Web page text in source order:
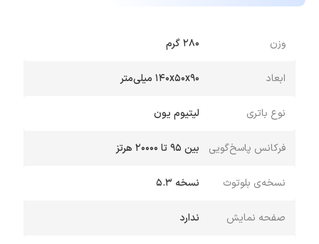
وزن ۲۸۰ گرم
ابعاد ۱۴۰x۵۰x۹۰ میلی‌متر
نوع باتری لیتیوم یون
فرکانس پاسخ‌گویی بین 95 تا 20000 هرتز
نسخه‌ی بلوتوث نسخه 5.3
صفحه نمایش ندارد